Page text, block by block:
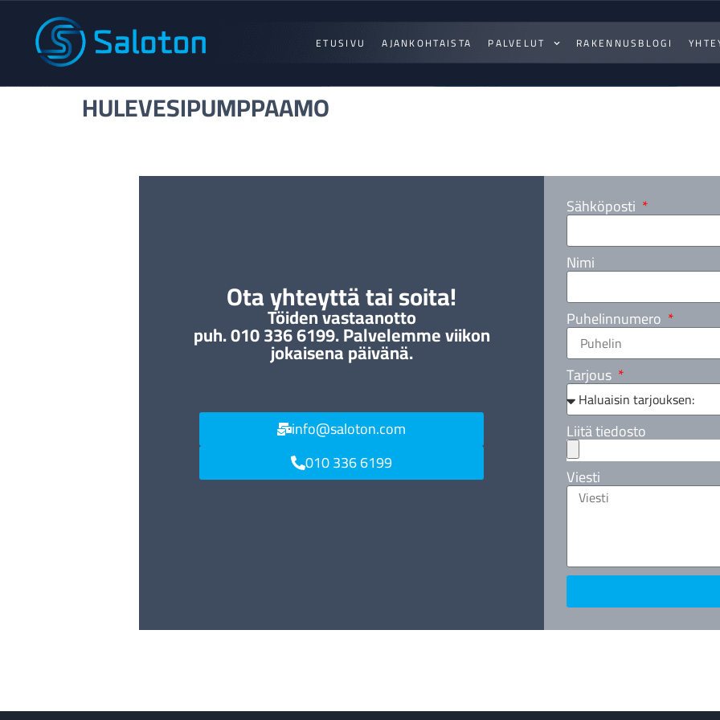
ETUSIVU AJANKOHTAISTA PALVELUT RAKENNUSBLOGI
HULEVESIPUMPPAAMO
Ota yhteyttä tai soita!
Töiden vastaanotto
puh. 010 336 6199. Palvelemme viikon
jokaisena päivänä.
info@saloton.com
010 336 6199
Sähköposti
Nimi
Puhelinnumero
Tarjous
Liitä tiedosto
Viesti